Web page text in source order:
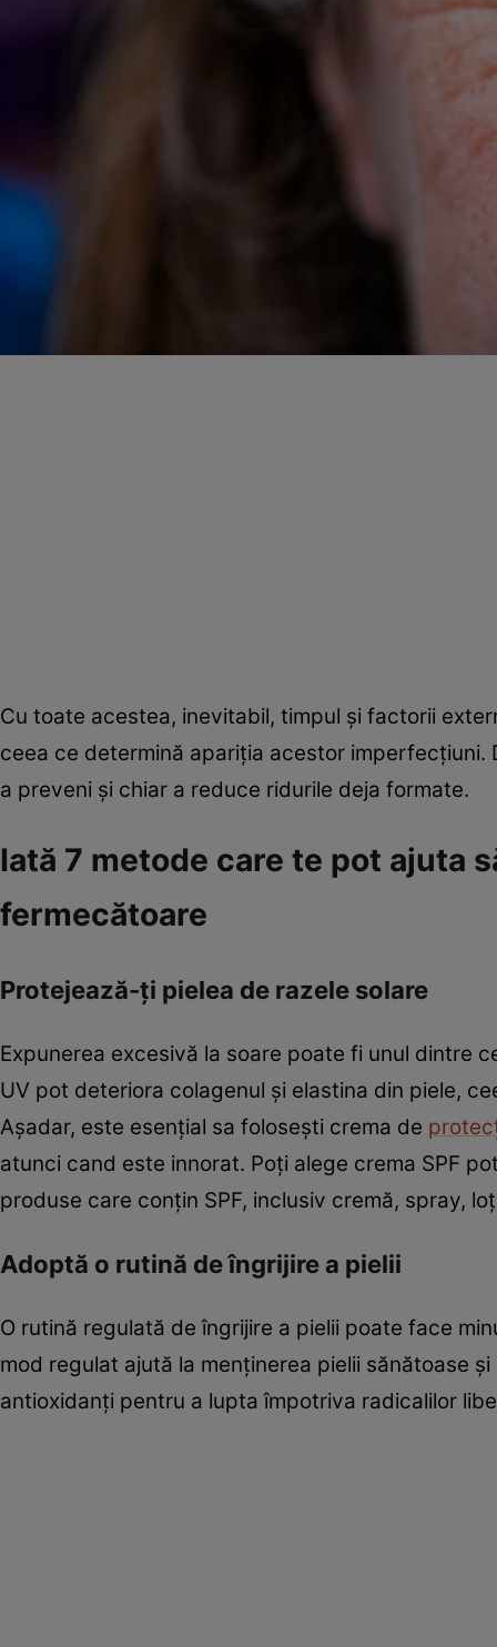
Cu toate acestea, inevitabil, timpul și factorii
ceea ce determină apariția acestor
a preveni și chiar a reduce ridurile deja formate.
Iată 7 metode care te pot ajuta
fermecătoare
Protejează-ți pielea de razele solare
Expunerea excesivă la soare poate fi unul dintre
UV pot deteriora colagenul și elastina din piele,
Așadar, este esențial sa folosești crema de
atunci cand este innorat. Poți alege crema SPF
produse care conțin SPF, inclusiv cremă, spray,
Adoptă o rutină de îngrijire a pielii
O rutină regulată de îngrijire a pielii poate face
mod regulat ajută la menținerea pielii sănătoase
antioxidanți pentru a lupta împotriva radicalilor